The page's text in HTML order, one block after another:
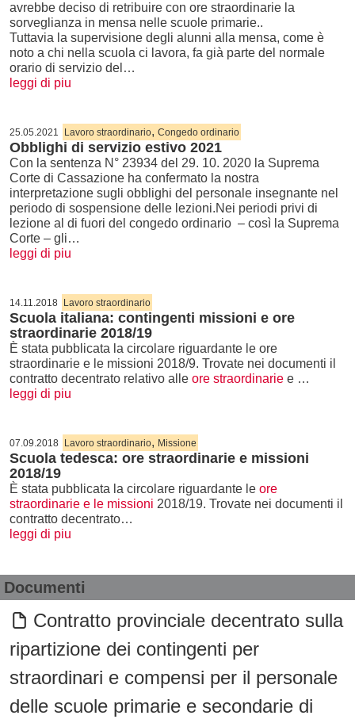
avrebbe deciso di retribuire con ore straordinarie la
sorveglianza in mensa nelle scuole primarie..
Tuttavia la supervisione degli alunni alla mensa, come è
noto a chi nella scuola ci lavora, fa già parte del normale
orario di servizio del…
leggi di piu
25.05.2021 Lavoro straordinario, Congedo ordinario
Obblighi di servizio estivo 2021
Con la sentenza N° 23934 del 29. 10. 2020 la Suprema
Corte di Cassazione ha confermato la nostra
interpretazione sugli obblighi del personale insegnante nel
periodo di sospensione delle lezioni.Nei periodi privi di
lezione al di fuori del congedo ordinario – così la Suprema
Corte – gli…
leggi di piu
14.11.2018 Lavoro straordinario
Scuola italiana: contingenti missioni e ore
straordinarie 2018/19
È stata pubblicata la circolare riguardante le ore
straordinarie e le missioni 2018/9. Trovate nei documenti il
contratto decentrato relativo alle ore straordinarie e …
leggi di piu
07.09.2018 Lavoro straordinario, Missione
Scuola tedesca: ore straordinarie e missioni
2018/19
È stata pubblicata la circolare riguardante le ore
straordinarie e le missioni 2018/19. Trovate nei documenti il
contratto decentrato…
leggi di piu
Documenti
Contratto provinciale decentrato sulla
ripartizione dei contingenti per
straordinari e compensi per il personale
delle scuole primarie e secondarie di